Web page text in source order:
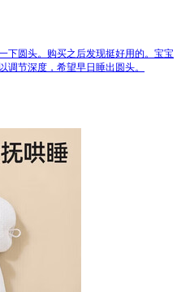
下圆头。购买之后发现挺好用的。宝宝
节深度，希望早日睡出圆头。